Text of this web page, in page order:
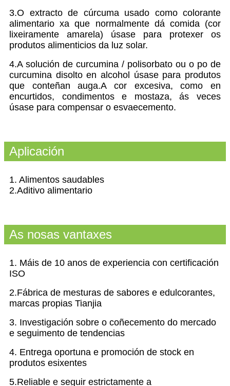
3.O extracto de cúrcuma usado como colorante
alimentario xa que normalmente dá comida (cor
lixeiramente amarela) úsase para protexer os
produtos alimenticios da luz solar.
4.A solución de curcumina / polisorbato ou o po de
curcumina disolto en alcohol úsase para produtos
que conteñan auga.A cor excesiva, como en
encurtidos, condimentos e mostaza, ás veces
úsase para compensar o esvaecemento.
Aplicación
1. Alimentos saudables
2.Aditivo alimentario
As nosas vantaxes
1. Máis de 10 anos de experiencia con certificación
ISO
2.Fábrica de mesturas de sabores e edulcorantes,
marcas propias Tianjia
3. Investigación sobre o coñecemento do mercado
e seguimento de tendencias
4. Entrega oportuna e promoción de stock en
produtos esixentes
5.Reliable e seguir estrictamente a